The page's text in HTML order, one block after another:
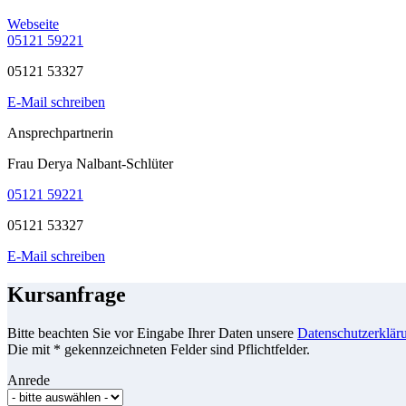
Webseite
05121 59221
05121 53327
E-Mail schreiben
Ansprechpartnerin
Frau Derya Nalbant-Schlüter
05121 59221
05121 53327
E-Mail schreiben
Kursanfrage
Bitte beachten Sie vor Eingabe Ihrer Daten unsere
Die mit * gekennzeichneten Felder sind Pflichtfelder.
Anrede